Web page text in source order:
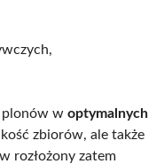
plonów w optymalnych
zbiorów, ale także
rozłożony zatem